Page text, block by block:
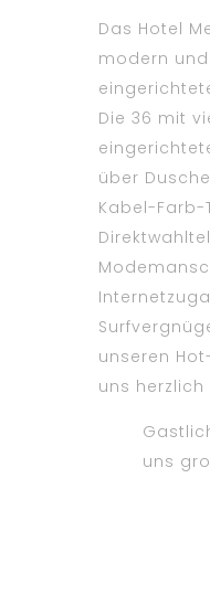
Das Hotel
modern
Die 36 mit
über
Kabel-Farb-
unseren
uns herzlich
G
uns